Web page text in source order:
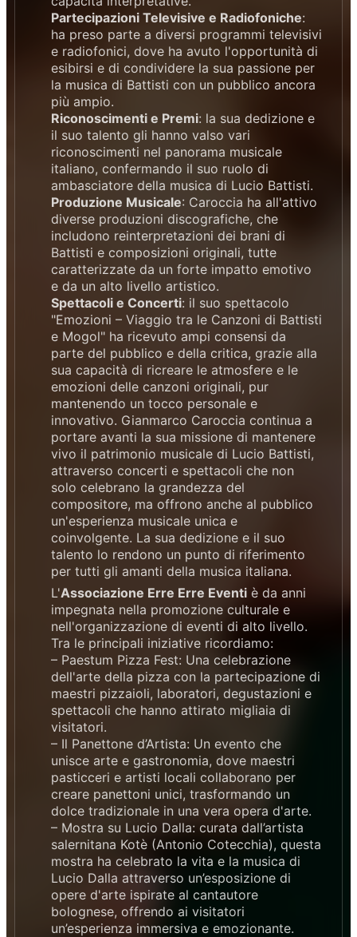
Partecipazioni Televisive e Radiofoniche:
ha preso parte a diversi programmi televisivi
e radiofonici, dove ha avuto l'opportunità di
esibirsi e di condividere la sua passione per
la musica di Battisti con un pubblico ancora
più ampio.
Riconoscimenti e Premi: la sua dedizione e
il suo talento gli hanno valso vari
riconoscimenti nel panorama musicale
italiano, confermando il suo ruolo di
ambasciatore della musica di Lucio Battisti.
Produzione Musicale: Caroccia ha all'attivo
diverse produzioni discografiche, che
includono reinterpretazioni dei brani di
Battisti e composizioni originali, tutte
caratterizzate da un forte impatto emotivo
e da un alto livello artistico.
Spettacoli e Concerti: il suo spettacolo
"Emozioni – Viaggio tra le Canzoni di Battisti
e Mogol" ha ricevuto ampi consensi da
parte del pubblico e della critica, grazie alla
sua capacità di ricreare le atmosfere e le
emozioni delle canzoni originali, pur
mantenendo un tocco personale e
innovativo. Gianmarco Caroccia continua a
portare avanti la sua missione di mantenere
vivo il patrimonio musicale di Lucio Battisti,
attraverso concerti e spettacoli che non
solo celebrano la grandezza del
compositore, ma offrono anche al pubblico
un'esperienza musicale unica e
coinvolgente. La sua dedizione e il suo
talento lo rendono un punto di riferimento
per tutti gli amanti della musica italiana.
L'Associazione Erre Erre Eventi è da anni
impegnata nella promozione culturale e
nell'organizzazione di eventi di alto livello.
Tra le principali iniziative ricordiamo:
– Paestum Pizza Fest: Una celebrazione
dell'arte della pizza con la partecipazione di
maestri pizzaioli, laboratori, degustazioni e
spettacoli che hanno attirato migliaia di
visitatori.
– Il Panettone d’Artista: Un evento che
unisce arte e gastronomia, dove maestri
pasticceri e artisti locali collaborano per
creare panettoni unici, trasformando un
dolce tradizionale in una vera opera d'arte.
– Mostra su Lucio Dalla: curata dall’artista
salernitana Kotè (Antonio Cotecchia), questa
mostra ha celebrato la vita e la musica di
Lucio Dalla attraverso un’esposizione di
opere d'arte ispirate al cantautore
bolognese, offrendo ai visitatori
un’esperienza immersiva e emozionante.